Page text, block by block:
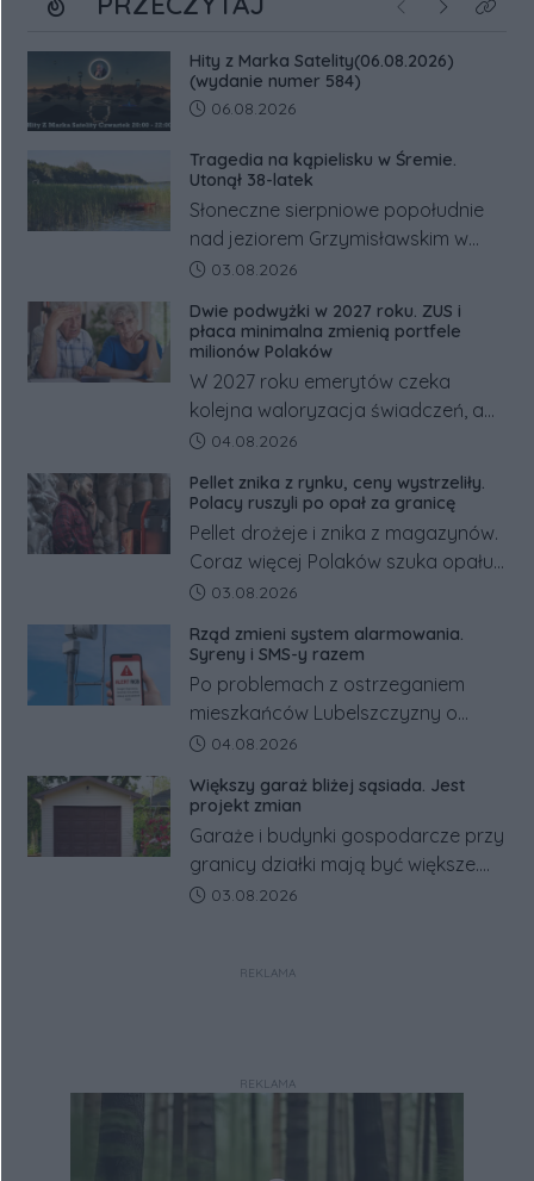
Poprzednie
NastępneKliknij
Hity z Marka Satelity(06.08.2026)
(wydanie numer 584)
Data dodania artykułu:
06.08.2026
Tragedia na kąpielisku w Śremie.
Utonął 38-latek
Słoneczne sierpniowe popołudnie
nad jeziorem Grzymisławskim w
powiecie śremskim zakończyło się
odwrócić nawet natychmiastowe
działania służb ratunkowych.
Data dodania artykułu:
03.08.2026
Dwie podwyżki w 2027 roku. ZUS i
płaca minimalna zmienią portfele
milionów Polaków
W 2027 roku emerytów czeka
kolejna waloryzacja świadczeń, a
pracowników podwyżka płacy
tym zmianom zyskają.
Data dodania artykułu:
04.08.2026
Pellet znika z rynku, ceny wystrzeliły.
Polacy ruszyli po opał za granicę
Pellet drożeje i znika z magazynów.
Coraz więcej Polaków szuka opału
za granicą, gdzie bywa nawet
Co się dzieje?
Data dodania artykułu:
03.08.2026
Rząd zmieni system alarmowania.
Syreny i SMS-y razem
Po problemach z ostrzeganiem
mieszkańców Lubelszczyzny o
rosyjskim zagrożeniu rząd
alarmowych, alertów RCB i aplikacji
w jeden system.
Data dodania artykułu:
04.08.2026
Większy garaż bliżej sąsiada. Jest
projekt zmian
Garaże i budynki gospodarcze przy
granicy działki mają być większe.
Projekt zaostrza też zasady
Data dodania artykułu:
03.08.2026
REKLAMA
REKLAMA